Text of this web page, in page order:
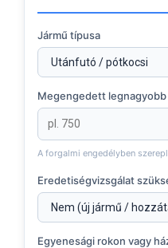
Jármű típusa
Megengedett
A forgalmi engedélyben
Eredetiségvizsgálat
Egyenesági rokon vagy